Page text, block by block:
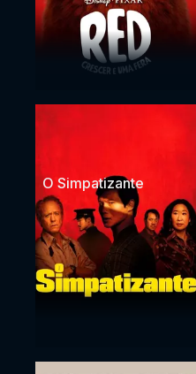
O Simpatizante